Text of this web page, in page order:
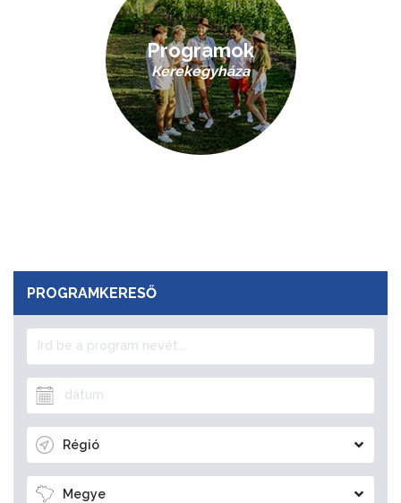
Programok
Kerekegyháza
PROGRAMKERESŐ
Régió
Megye